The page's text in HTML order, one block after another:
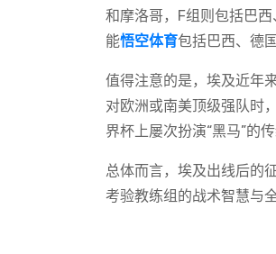
和摩洛哥，F组则包括巴
能悟空体育包括巴西、德
值得注意的是，埃及近年
对欧洲或南美顶级强队时
界杯上屡次扮演“黑马”的
总体而言，埃及出线后的
考验教练组的战术智慧与